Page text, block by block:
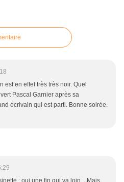
est en effet très très noir. Quel
Pascal Garnier après sa
écrivain qui est parti. Bonne soirée.
: oui une fin qui va loin... Mais